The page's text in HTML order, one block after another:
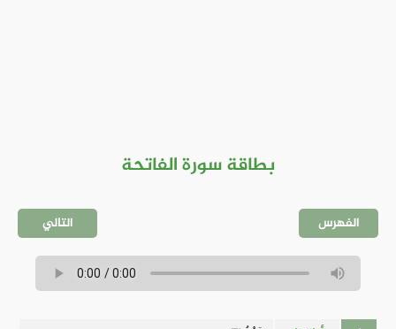
بطاقة سورة الفاتحة
التالي الفهرس